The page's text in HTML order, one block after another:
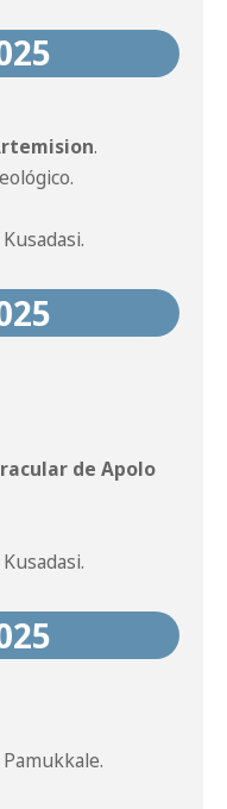
.
de Apolo